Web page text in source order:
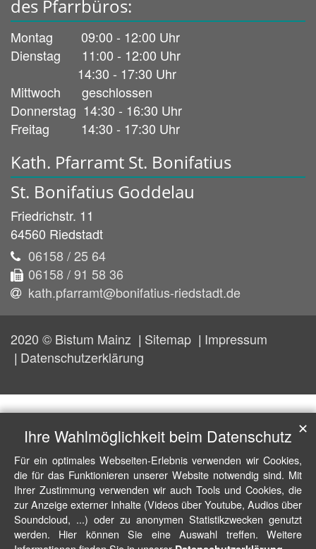
des Pfarrbüros:
Montag 09:00 - 12:00 Uhr
Dienstag 11:00 - 12:00 Uhr
14:30 - 17:30 Uhr
Mittwoch geschlossen
Donnerstag 14:30 - 16:30 Uhr
Freitag 14:30 - 17:30 Uhr
Kath. Pfarramt St. Bonifatius
St. Bonifatius Goddelau
Friedrichstr. 11
64560 Riedstadt
06158 / 25 64
06158 / 91 58 36
kath.pfarramt@bonifatius-riedstadt.de
2020 © Bistum Mainz Sitemap
Impressum
Datenschutzerklärung
Ihre Wahlmöglichkeit beim Datenschutz
Für ein optimales Webseiten-Erlebnis verwenden wir Cookies,
die für das Funktionieren unserer Website notwendig sind. Mit
Ihrer Zustimmung verwenden wir auch Tools und Cookies, die
zur Anzeige externer Inhalte (Videos über Youtube, Audios über
Soundcloud, ...) oder zu anonymen Statistikzwecken genutzt
werden. Hier können Sie eine Auswahl treffen. Weitere
✕